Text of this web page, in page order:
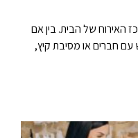
האירוח של הבית. בין אם
חברים או מסיבת קיץ,